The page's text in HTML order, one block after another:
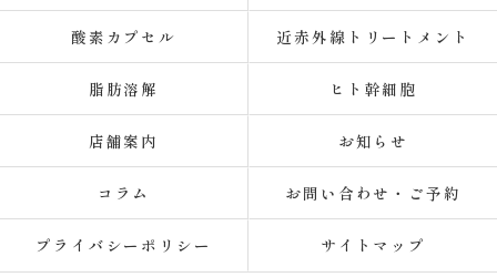
酸素カプセル 近赤外線トリートメント
脂肪溶解 ヒト幹細胞
店舗案内 お知らせ
コラム お問い合わせ・ご予約
プライバシーポリシー サイトマップ